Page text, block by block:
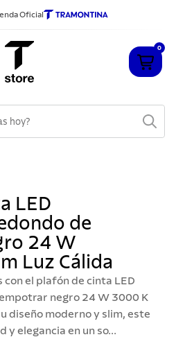
Oficial
0
LED
de
24 W
Luz Cálida
el plafón de cinta LED
negro 24 W 3000 K
diseño moderno y slim, este
elegancia en un so...